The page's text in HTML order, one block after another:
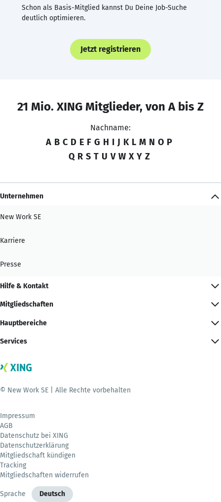
Schon als Basis-Mitglied kannst Du Deine Job-Suche
deutlich optimieren.
Jetzt registrieren
21 Mio. XING Mitglieder, von A bis Z
Nachname:
A B C D E F G H I J K L M N O P
Q R S T U V W X Y Z
Unternehmen
New Work SE
Karriere
Presse
Hilfe & Kontakt
Mitgliedschaften
Hauptbereiche
Services
© New Work SE | Alle Rechte vorbehalten
Impressum
AGB
Datenschutz bei XING
Datenschutzerklärung
Mitgliedschaft kündigen
Tracking
Mitgliedschaften widerrufen
Sprache Deutsch